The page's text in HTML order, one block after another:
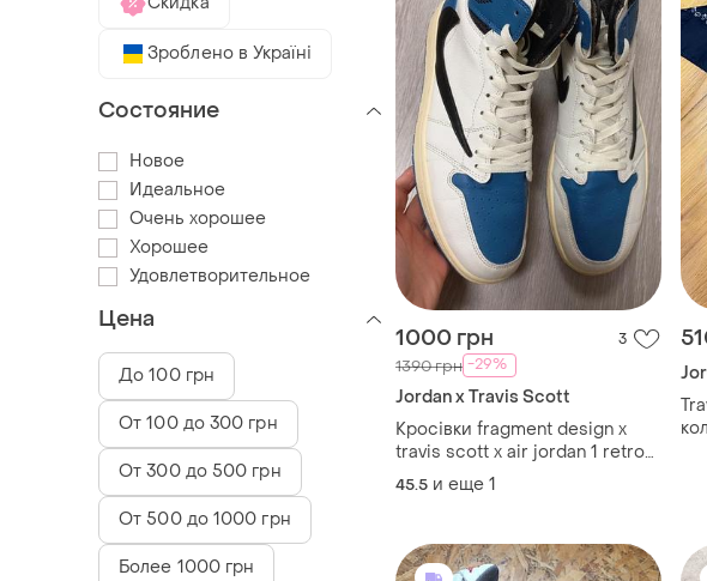
1000 грн 3
1390 грн -29%
Jordan x Travis Scott
Кросівки fragment design x
travis scott x air jordan 1 retro
high
45.5 и еще 1
Зроблено в Україні
Состояние
Новое
Идеальное
Очень хорошее
Хорошее
Удовлетворительное
Цена
До 100 грн
От 100 до 300 грн
От 300 до 500 грн
От 500 до 1000 грн
Более 1000 грн